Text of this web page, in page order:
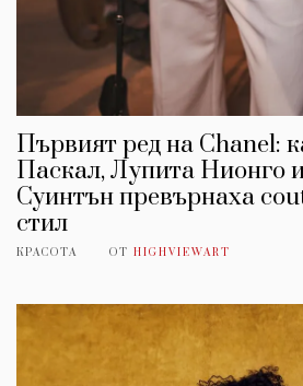
Първият ред на Chanel:
Паскал, Лупита Нионго
Суинтън превърнаха
стил
КРАСОТА ОТ HIGHVIEWART